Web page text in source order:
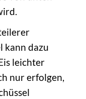
kann dazu
leichter
nur erfolgen,